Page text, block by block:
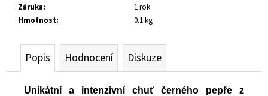
Záruka:
1 rok
Hmotnost: 0.1 kg
Popis Hodnocení Diskuze
Unikátní a intenzivní chuť černého pepře z
KIMCHI
115